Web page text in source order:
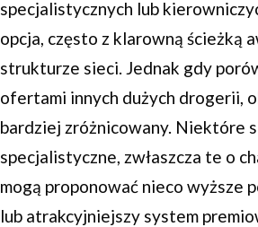
specjalistycznych lub
opcja, często z klarowną ścieżką
strukturze sieci. Jednak gdy
ofertami innych dużych drogerii,
bardziej zróżnicowany. Niektóre
specjalistyczne, zwłaszcza te o
mogą proponować nieco wyższe
lub atrakcyjniejszy system